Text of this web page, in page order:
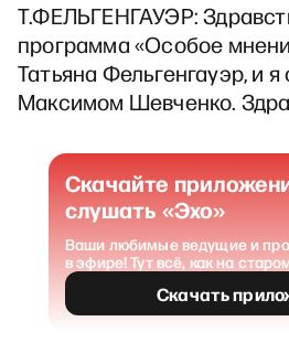
Т.ФЕЛЬГЕНГАУЭР:
программа «Особое
Татьяна Фельгенгауэр, и
Максимом Шевченко.
Скачайте
слушать «Эхо»
Ваши любимые ведущие и
в эфире! Тут всё, как на
Скачать